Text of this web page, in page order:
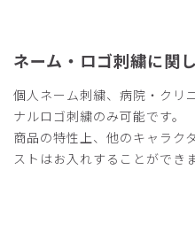
ネーム・ロゴ刺繍に関
個人ネーム刺繍、病院・クリ
ナルロゴ刺繍のみ可能です。
商品の特性上、他のキャラク
ストはお入れすることができ